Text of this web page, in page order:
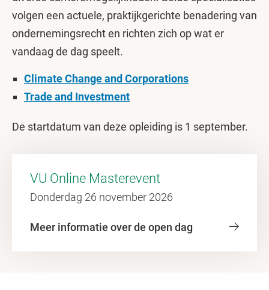
volgen een actuele, praktijkgerichte benadering van
ondernemingsrecht en richten zich op wat er
vandaag de dag speelt.
Climate Change and Corporations
Trade and Investment
De startdatum van deze opleiding is 1 september.
VU Online Masterevent
Donderdag 26 november 2026
Meer informatie over de open dag